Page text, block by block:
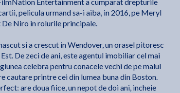
pelicula urmand sa-i aiba, in 2016, pe Meryl
De Niro in rolurile principale.
si a crescut in Wendover, un orasel pitoresc
De zeci de ani, este agentul imobiliar cel mai
celebra pentru conacele vechi de pe malul
cautare printre cei din lumea buna din Boston.
are doua fiice, un nepot de doi ani, incheie